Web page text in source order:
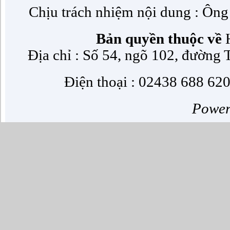
Chịu trách nhiệm nội dung :
Bản quyền thuộc về
Địa chỉ : Số 54, ngõ 102, đường
Điện thoại : 02438 688